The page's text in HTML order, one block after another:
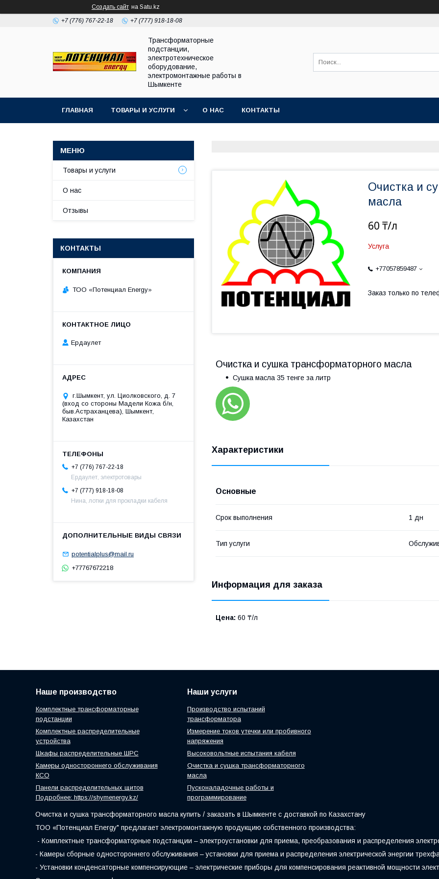
Создать сайт на Satu.kz
+7 (776) 767-22-18 +7 (777) 918-18-08
Трансформаторные
подстанции,
электротехническое
оборудование,
электромонтажные работы в
Шымкенте
ГЛАВНАЯ ТОВАРЫ И УСЛУГИ О НАС КОНТАКТЫ
Очистка и
масла
60 ₸/л
Услуга
+77057859487
Заказ только по
Очистка и сушка трансформаторного масла
Сушка масла 35 тенге за литр
Характеристики
Основные
Срок выполнения 1 дн
Тип услуги
Информация для заказа
Цена: 60 ₸/л
Товары и услуги
О нас
Отзывы
КОНТАКТЫ
ТОО «‎Потенциал Energy»‎
Ердаулет
г.Шымкент, ул. Циолковского, д. 7
(вход со стороны Мадели Кожа б/н,
быв.Астраханцева), Шымкент,
Казахстан
+7 (776) 767-22-18
Ердаулет, электротовары
+7 (777) 918-18-08
Нина, лотки для прокладки кабеля
potentialplus@mail.ru
+77767672218
Наше производство
Комплектные трансформаторные
подстанции
Комплектные распределительные
устройства
Шкафы распределительные ШРС
Камеры одностороннего обслуживания
КСО
Панели распределительных щитов
Подробнее: https://shymenergy.kz/
Наши услуги
Производство испытаний
трансформатора
Измерение токов утечки или пробивного
напряжения
Высоковольтные испытания кабеля
Очистка и сушка трансформаторного
масла
Пусконаладочные работы и
программирование
Очистка и сушка трансформаторного масла купить / заказать в Шымкенте с доставкой по Казахстану
ТОО «Потенциал Energy" предлагает электромонтажную продукцию собственного производства:
- Комплектные трансформаторные подстанции – электроустановки для приема, преобразования и распределения
- Камеры сборные одностороннего обслуживания – установки для приема и распределения электрической энергии
- Установки конденсаторные компенсирующие – электрические приборы для компенсирования реактивной мощности